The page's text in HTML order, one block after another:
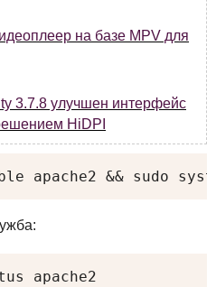
на базе MPV для
3.7.8 улучшен интерфейс
HiDPI
apache2 && sudo
apache2